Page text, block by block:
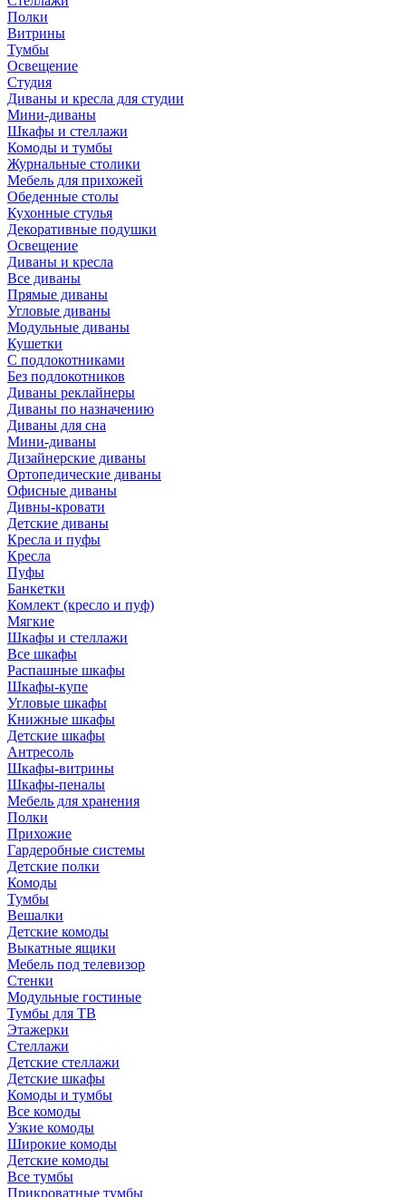
Полки
Витрины
Тумбы
Освещение
Студия
Диваны и кресла для студии
Мини-диваны
Шкафы и стеллажи
Комоды и тумбы
Журнальные столики
Мебель для прихожей
Обеденные столы
Кухонные стулья
Декоративные подушки
Освещение
Диваны и кресла
Все диваны
Прямые диваны
Угловые диваны
Модульные диваны
Кушетки
С подлокотниками
Без подлокотников
Диваны реклайнеры
Диваны по назначению
Диваны для сна
Мини-диваны
Дизайнерские диваны
Ортопедические диваны
Офисные диваны
Дивны-кровати
Детские диваны
Кресла и пуфы
Кресла
Пуфы
Банкетки
Комлект (кресло и пуф)
Мягкие
Шкафы и стеллажи
Все шкафы
Распашные шкафы
Шкафы-купе
Угловые шкафы
Книжные шкафы
Детские шкафы
Антресоль
Шкафы-витрины
Шкафы-пеналы
Мебель для хранения
Полки
Прихожие
Гардеробные системы
Детские полки
Комоды
Тумбы
Вешалки
Детские комоды
Выкатные ящики
Мебель под телевизор
Стенки
Модульные гостиные
Тумбы для ТВ
Этажерки
Стеллажи
Детские стеллажи
Детские шкафы
Комоды и тумбы
Все комоды
Узкие комоды
Широкие комоды
Детские комоды
Все тумбы
Прикроватные тумбы